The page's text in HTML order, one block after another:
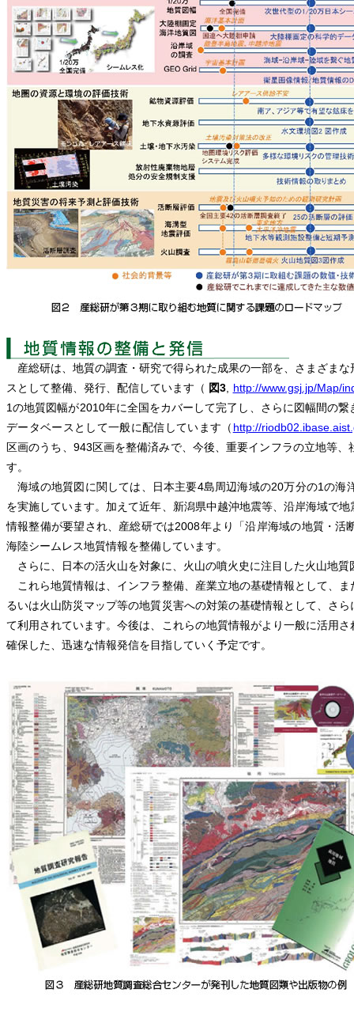
産総研は、地質の調査・研究で得られた成果の一部を、さまざま
スとして整備、発行、配信しています（ 図3
http://www.gsj.jp/Map/
1の地質図幅が2010年に全国をカバーして完了し、さらに図幅間の
データベースとして一般に配信しています（ http://
区画のうち、943区画を整備済みで、今後、重要インフラの立地等
す。
海域の地質図に関しては、日本主要4島周辺海域の20万分の1の海
を実施しています。加えて近年、新潟県中越沖地震等、沿岸海域で
情報整備が要望され、産総研では2008年より「沿岸海域の地質・
海陸シームレス地質情報を整備しています。
さらに、日本の活火山を対象に、火山の噴火史に注目した火山地
これら地質情報は、インフラ整備、産業立地の基礎情報として、
るいは火山防災マップ等の地質災害への対策の基礎情報として、さ
て利用されています。今後は、これらの地質情報がより一般に活用
確保した、迅速な情報発信を目指していく予定です。